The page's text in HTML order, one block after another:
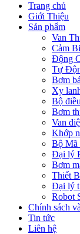
Trang chủ
Giới Thiệu
Sản phẩm
Van
Cảm
Động
Tự
Bơm
Xy
Bộ
Bơm
Van
Khớp
Bộ Mã
Đại lý
Bơm
Thiết
Đại lý
Robot
Chính sách
Tin tức
Liên hệ